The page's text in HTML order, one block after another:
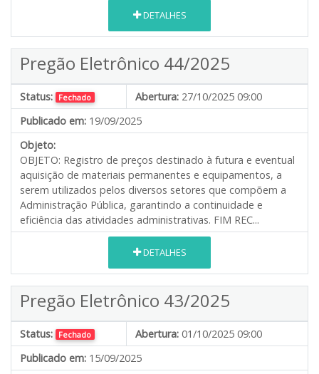
DETALHES
Pregão Eletrônico 44/2025
Status: Fechado Abertura: 27/10/2025 09:00
Publicado em: 19/09/2025
Objeto:
OBJETO: Registro de preços destinado à futura e eventual
aquisição de materiais permanentes e equipamentos, a
serem utilizados pelos diversos setores que compõem a
Administração Pública, garantindo a continuidade e
eficiência das atividades administrativas. FIM REC...
DETALHES
Pregão Eletrônico 43/2025
Status: Fechado Abertura: 01/10/2025 09:00
Publicado em: 15/09/2025